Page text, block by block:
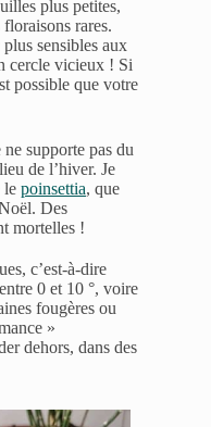
plus petites,
rares.
sensibles aux
cercle vicieux ! Si
possible que votre
supporte pas du
de l’hiver. Je
le poinsettia, que
Des
mortelles !
c’est-à-dire
0 et 10 °, voire
fougères ou
»
dehors, dans des